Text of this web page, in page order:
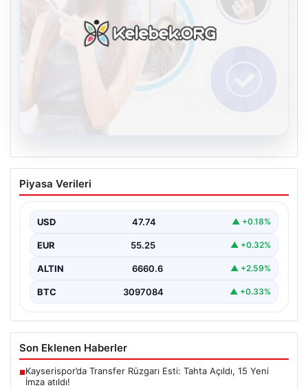
Kelebek chat adresi İle Dijital İletişimin
Seviyeli Adresi Ve Muhabbet Deneyimi
kurması ciddi bir hassasiyet barındırmaktadır. Güncel
olarak…
Piyasa Verileri
USD 47.74 ▲ +0.18%
EUR 55.25 ▲ +0.32%
ALTIN 6660.6 ▲ +2.59%
BTC 3097084 ▲ +0.33%
Son Eklenen Haberler
■Kayserispor’da Transfer Rüzgarı Esti: Tahta Açıldı, 15 Yeni
İmza atıldı!